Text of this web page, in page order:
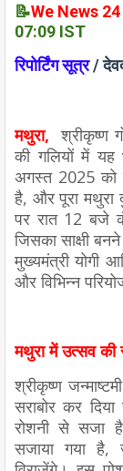
📝We News 24
07:09 IST
रिपोर्टिंग सूत्र/
मथुरा, श्रीकृष्ण
की गलियों में
अगस्त 2025 को
है, और पूरा मथुरा
पर रात 12 बजे
जिसका साक्षी
मुख्यमंत्री योगी
और विभिन्न
मथुरा में उत्सव की
श्रीकृष्ण
सराबोर कर
रोशनी से सजा
सजाया गया है,